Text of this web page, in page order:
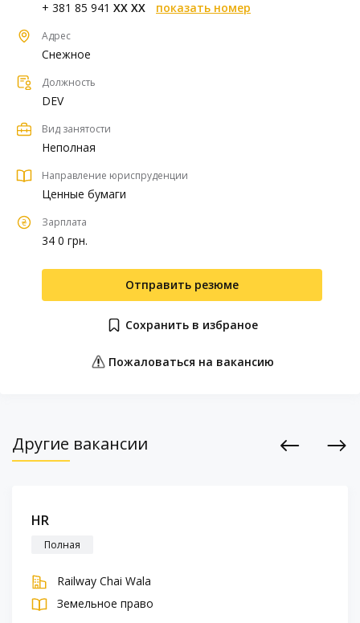
+ 381 85 941 XX XX показать номер
Адрес
Снежное
Должность
DEV
Вид занятости
Неполная
Направление юриспруденции
Ценные бумаги
Зарплата
34 0 грн.
Отправить резюме
Сохранить в избраное
Пожаловаться на вакансию
Другие вакансии
HR
Полная
Railway Chai Wala
Земельное право